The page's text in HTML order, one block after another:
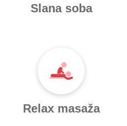
Slana soba
Relax masaža